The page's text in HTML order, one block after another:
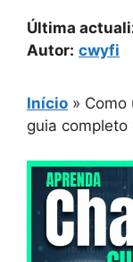
Última
Autor: cwyfi
Início » Como
guia